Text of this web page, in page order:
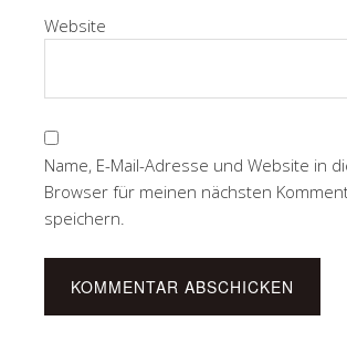
Website
Name, E-Mail-Adresse und Website in
Browser für meinen nächsten
speichern.